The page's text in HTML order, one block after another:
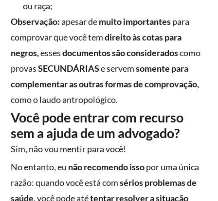
ou raça;
Observação:apesar demuito importantespara
comprovar que você temdireito às cotas para
negros,essesdocumentos são consideradoscomo
provasSECUNDÁRIASe servemsomente para
complementar as outras formas de comprovação,
como o laudo antropológico.
Você pode entrar com recurso
sem a ajuda de um advogado?
Sim, não vou mentir para você!
No entanto, eu não recomendo issopor uma única
razão: quando você está comsérios problemas de
saúde,você pode atétentar resolver a situação